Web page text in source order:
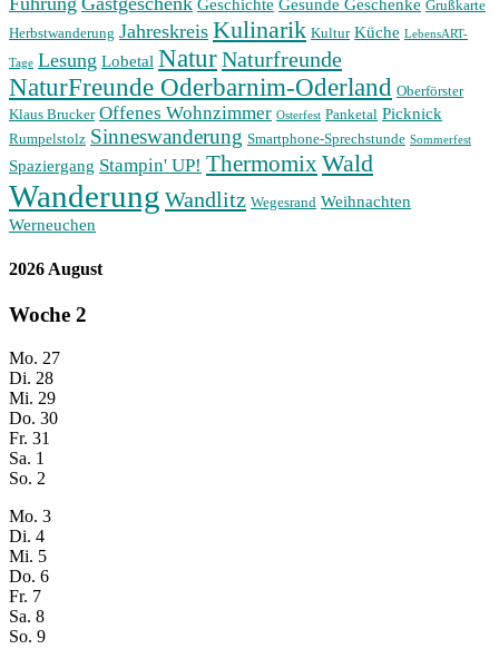
Geschichte Gesunde Geschenke Grußkarte
Herbstwanderung Jahreskreis Kulinarik Kultur Küche LebensART-
Tage Lesung Lobetal NaturNaturfreunde
NaturFreunde Oderbarnim-Oderland Oberförster
Klaus Brucker Offenes Wohnzimmer Osterfest Panketal Picknick
Rumpelstolz Sinneswanderung Smartphone-Sprechstunde Sommerfest
Spaziergang Stampin' UP! ThermomixWald
Wanderung Wandlitz Wegesrand Weihnachten
Werneuchen
2026 August
Woche 2
Mo. 27
Di. 28
Mi. 29
Do. 30
Fr. 31
Sa. 1
So. 2
Mo. 3
Di. 4
Mi. 5
Do. 6
Fr. 7
Sa. 8
So. 9